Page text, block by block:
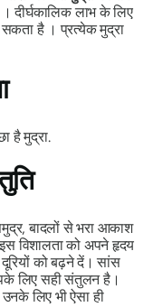
दीर्घकालिक लाभ के लिए
है । प्रत्येक मुद्रा
हैमुद्रा.
बादलों से भरा आकाश
विशालता को अपने हृदय
को बढ़ने दें। सांस
लिए सही संतुलन है।
लिए भी ऐसा ही